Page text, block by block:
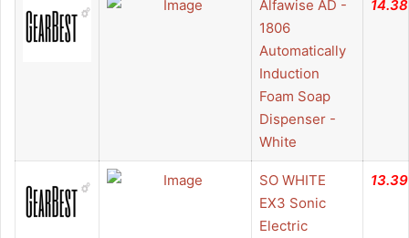
Alfawise AD -
1806
Automatically
Induction
Foam Soap
Dispenser -
White
14.38
SO WHITE
EX3 Sonic
Electric
13.39